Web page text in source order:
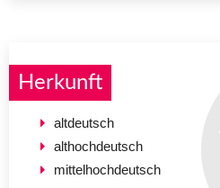
Herkunft
altdeutsch
althochdeutsch
mittelhochdeutsch